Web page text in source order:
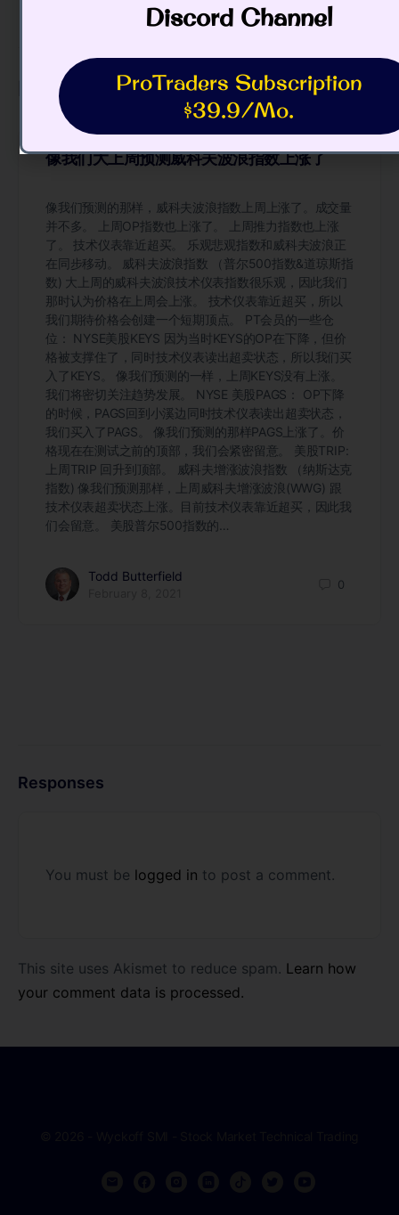
Related Articles
像我们大上周预测威科夫波浪指数上涨了
像我们预测的那样，威科夫波浪指数上周上涨了。成交量
并不多。 上周OP指数也上涨了。 上周推力指数也上涨
了。 技术仪表靠近超买。 乐观悲观指数和威科夫波浪正
在同步移动。 威科夫波浪指数 （普尔500指数&道琼斯指
数) 大上周的威科夫波浪技术仪表指数很乐观，因此我们
那时认为价格在上周会上涨。 技术仪表靠近超买，所以
我们期待价格会创建一个短期顶点。 PT会员的一些仓
位： NYSE美股KEYS 因为当时KEYS的OP在下降，但价
格被支撑住了，同时技术仪表读出超卖状态，所以我们买
入了KEYS。 像我们预测的一样，上周KEYS没有上涨。
我们将密切关注趋势发展。 NYSE 美股PAGS： OP下降
的时候，PAGS回到小溪边同时技术仪表读出超卖状态，
我们买入了PAGS。 像我们预测的那样PAGS上涨了。价
格现在在测试之前的顶部，我们会紧密留意。 美股TRIP:
上周TRIP 回升到顶部。 威科夫增涨波浪指数 （纳斯达克
指数) 像我们预测那样，上周威科夫增涨波浪(WWG) 跟
技术仪表超卖状态上涨。目前技术仪表靠近超买，因此我
们会留意。 美股普尔500指数的…
Todd Butterfield
0
Responses
You must be logged in to post a comment.
This site uses Akismet to reduce spam. Learn how
your comment data is processed.
Discord Channel
ProTraders Subscription
$39.9/Mo.